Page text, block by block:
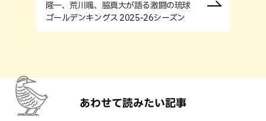
隆一、荒川颯、脇真大が語る激闘の琉球
ゴールデンキングス 2025-26シーズン
あわせて読みたい記事